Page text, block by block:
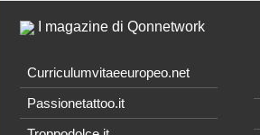
I magazine di Qonnetwork
Curriculumvitaeeuropeo.net
Passionetattoo.it